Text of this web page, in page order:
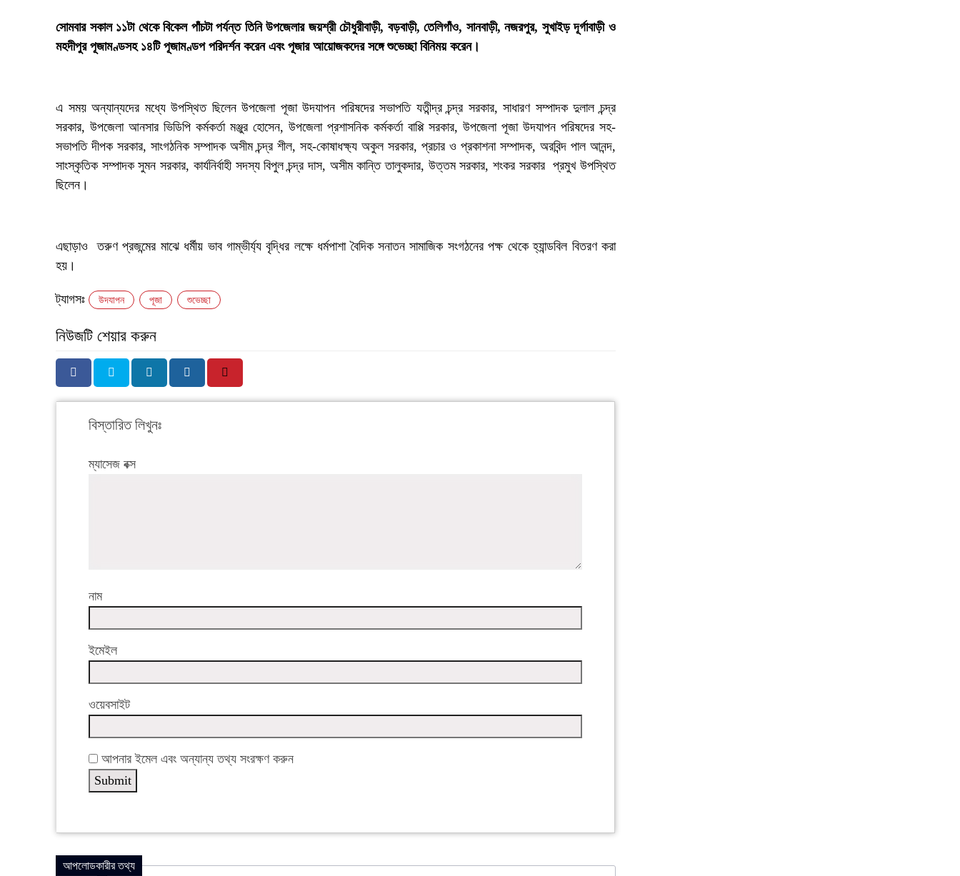
‎সোমবার সকাল ১১টা থেকে বিকেল পাঁচটা পর্যন্ত তিনি উপজেলার জয়শ্রী চৌধুরীবাড়ী, বড়বাড়ী, তেলিগাঁও, সানবাড়ী, নজরপুর, সুখাইড় দূর্গাবাড়ী ও
মহদীপুর পূজামণ্ডসহ ১৪টি পূজামণ্ডপ পরিদর্শন করেন এবং পূজার আয়োজকদের সঙ্গে শুভেচ্ছা বিনিময় করেন।
‎এ সময় অন্যান্যদের মধ্যে উপস্থিত ছিলেন উপজেলা পূজা উদযাপন পরিষদের সভাপতি যতীন্দ্র চন্দ্র সরকার, সাধারণ সম্পাদক দুলাল চন্দ্র
সরকার, উপজেলা আনসার ভিডিপি কর্মকর্তা মঞ্জুর হোসেন, উপজেলা প্রশাসনিক কর্মকর্তা বাপ্পি সরকার, উপজেলা পূজা উদযাপন পরিষদের সহ-
সভাপতি দীপক সরকার, সাংগঠনিক সম্পাদক অসীম চন্দ্র শীল, সহ-কোষাধক্ষ্য অকুল সরকার, প্রচার ও প্রকাশনা সম্পাদক, অরবিন্দ পাল আনন্দ,
সাংস্কৃতিক সম্পাদক সুমন সরকার, কার্যনির্বাহী সদস্য বিপুল চন্দ্র দাস, অসীম কান্তি তালুকদার, উত্তম সরকার, শংকর সরকার প্রমুখ উপস্থিত
ছিলেন।
‎এছাড়াও তরুণ প্রজন্মের মাঝে ধর্মীয় ভাব গাম্ভীর্য্য বৃদ্ধির লক্ষে ধর্মপাশা বৈদিক সনাতন সামাজিক সংগঠনের পক্ষ থেকে হ্যান্ডবিল বিতরণ করা
হয়।
ট্যাগসঃ উদযাপন পূজা শুভেচ্ছা
নিউজটি শেয়ার করুন
বিস্তারিত লিখুনঃ
ম্যাসেজ বক্স
নাম
ইমেইল
ওয়েবসাইট
আপনার ইমেল এবং অন্যান্য তথ্য সংরক্ষণ করুন
আপলোডকারীর তথ্য